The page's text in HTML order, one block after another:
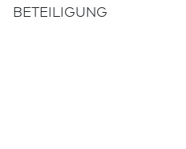
BETEILIGUNG